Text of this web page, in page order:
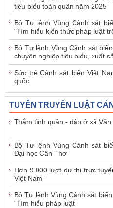
tiêu biểu toàn quân năm 2025
Bộ Tư lệnh Vùng Cảnh sát
"Tìm hiểu kiến thức pháp luật
Bộ Tư lệnh Vùng Cảnh sát
chuyên nghiệp tiêu biểu, xuất
Sức trẻ Cảnh sát biển Việt
quốc
TUYÊN TRUYỀN LUẬT
Thắm tình quân - dân ở xã Văn
Bộ Tư lệnh Vùng Cảnh sát
Đại học Cần Thơ
Hơn 9.000 lượt dự thi trực
Việt Nam”
Bộ Tư lệnh Vùng Cảnh sát
“Tìm hiểu pháp luật”